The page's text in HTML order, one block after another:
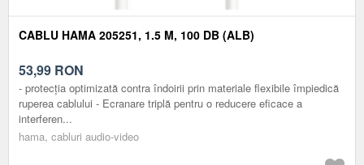
CABLU HAMA 205251, 1.5 M, 100 DB (ALB)
53,99 RON
- protecția optimizată contra îndoirii prin materiale flexibile împiedică
ruperea cablului - Ecranare triplă pentru o reducere eficace a
interferen...
hama, cabluri audio-video